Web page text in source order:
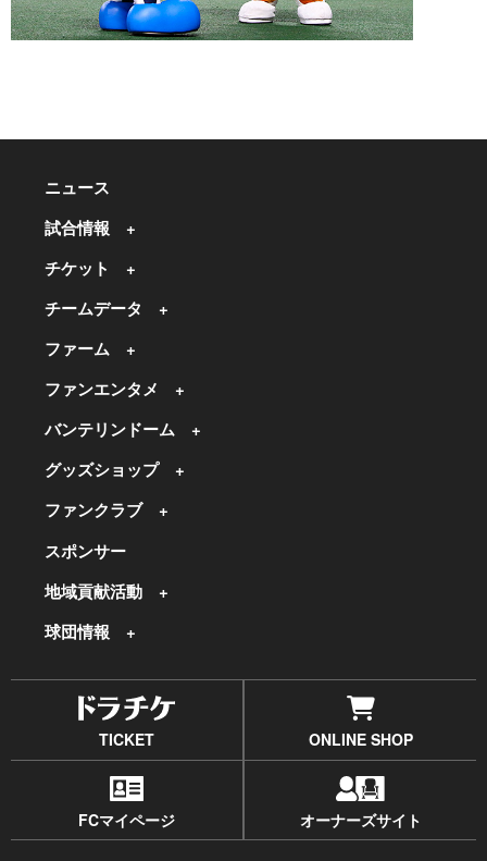
ニュース
試合情報
チケット
チームデータ
ファーム
ファンエンタメ
バンテリンドーム
グッズショップ
ファンクラブ
スポンサー
地域貢献活動
球団情報
TICKET ONLINE SHOP
FCマイページ オーナーズサイト